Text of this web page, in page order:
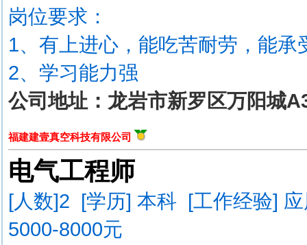
岗位要求：
1、有上进心，能吃苦耐劳，能承
2、学习能力强
公司地址：龙岩市新罗区万阳城
福建建壹真空科技有限公司
电气工程师
[人数]2 [学历] 本科 [工作经验]
5000-8000元